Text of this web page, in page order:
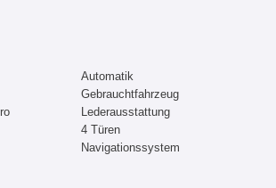
Automatik
Gebrauchtfahrzeug
Lederausstattung
4 Türen
Navigationssystem